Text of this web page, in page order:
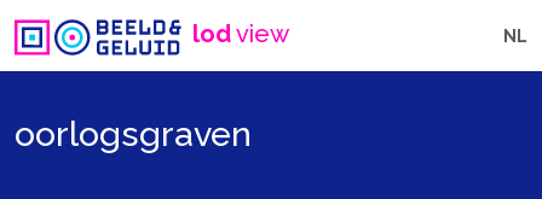
lodview NL
oorlogsgraven